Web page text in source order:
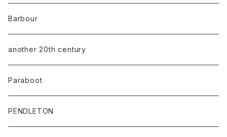
Barbour
another 20th century
Paraboot
PENDLETON